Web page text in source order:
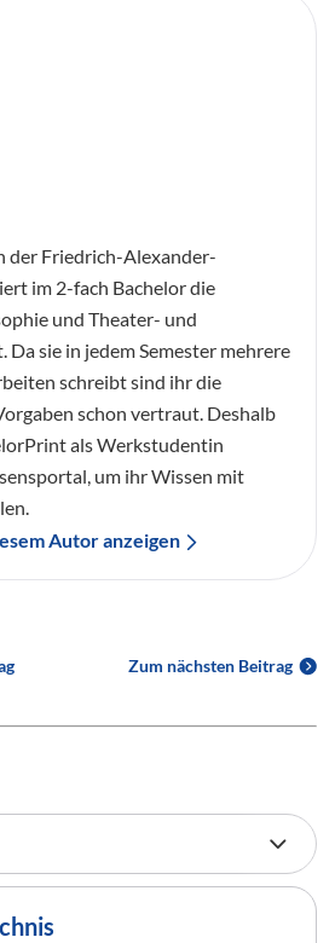
der Friedrich-Alexander-
im 2-fach Bachelor die
und Theater- und
Da sie in jedem Semester mehrere
schreibt sind ihr die
schon vertraut. Deshalb
als Werkstudentin
um ihr Wissen mit
Autor anzeigen
Zum nächsten Beitrag